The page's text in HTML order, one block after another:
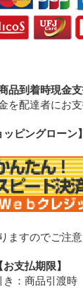
品到着時現金支
を配達者にお支
ッピングローン】
すのでご注意
お支払期限】
き：商品引渡時